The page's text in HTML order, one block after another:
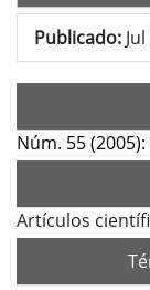
Publicado:
Núm. 55
Artículos